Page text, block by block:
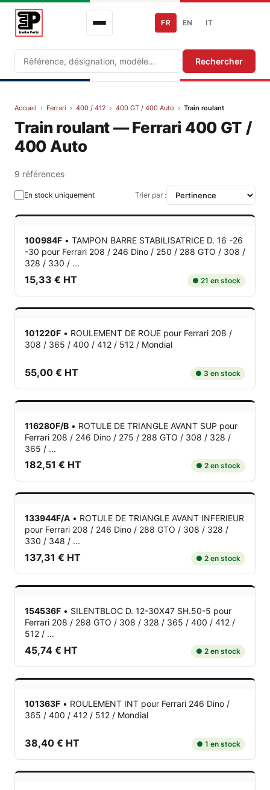
Recherche Rechercher
FR EN IT
Accueil › Ferrari › 400 / 412 › 400 GT / 400 Auto › Train roulant
Train roulant — Ferrari 400 GT /
400 Auto
9 références
En stock uniquement Trier par :
100984F • TAMPON BARRE STABILISATRICE D. 16 -26
-30 pour Ferrari 208 / 246 Dino / 250 / 288 GTO / 308 /
328 / 330 / ...
15,33 € HT ● 21 en stock
101220F • ROULEMENT DE ROUE pour Ferrari 208 /
308 / 365 / 400 / 412 / 512 / Mondial
55,00 € HT ● 3 en stock
116280F/B • ROTULE DE TRIANGLE AVANT SUP pour
Ferrari 208 / 246 Dino / 275 / 288 GTO / 308 / 328 /
365 / ...
182,51 € HT ● 2 en stock
133944F/A • ROTULE DE TRIANGLE AVANT INFERIEUR
pour Ferrari 208 / 246 Dino / 288 GTO / 308 / 328 /
330 / 348 / ...
137,31 € HT ● 2 en stock
154536F • SILENTBLOC D. 12-30X47 SH.50-5 pour
Ferrari 208 / 288 GTO / 308 / 328 / 365 / 400 / 412 /
512 / ...
45,74 € HT ● 2 en stock
101363F • ROULEMENT INT pour Ferrari 246 Dino /
365 / 400 / 412 / 512 / Mondial
38,40 € HT ● 1 en stock